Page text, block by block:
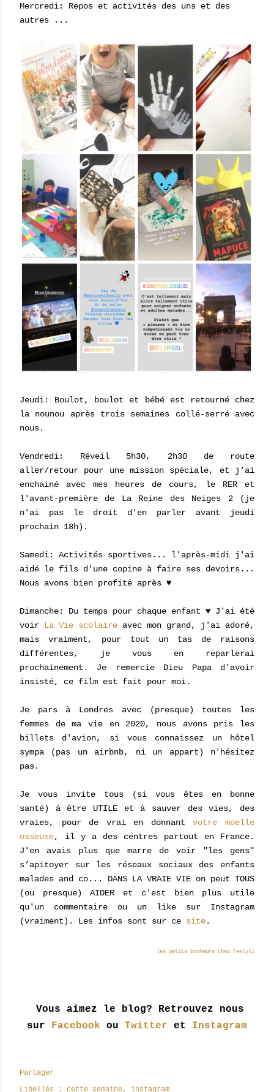
Mercredi: Repos et activités des uns et des
autres ...
Jeudi: Boulot, boulot et bébé est retourné chez
la nounou après trois semaines collé-serré avec
nous.
Vendredi: Réveil 5h30, 2h30 de route
aller/retour pour une mission spéciale, et j'ai
enchainé avec mes heures de cours, le RER et
l'avant-première de La Reine des Neiges 2 (je
n'ai pas le droit d'en parler avant jeudi
prochain 18h).
Samedi: Activités sportives... l'après-midi j'ai
aidé le fils d'une copine à faire ses devoirs...
Nous avons bien profité après ♥
Dimanche: Du temps pour chaque enfant ♥ J'ai été
voir La Vie scolaire avec mon grand, j'ai adoré,
mais vraiment, pour tout un tas de raisons
différentes, je vous en reparlerai
prochainement. Je remercie Dieu Papa d'avoir
insisté, ce film est fait pour moi.
Je pars à Londres avec (presque) toutes les
femmes de ma vie en 2020, nous avons pris les
billets d'avion, si vous connaissez un hôtel
sympa (pas un airbnb, ni un appart) n'hésitez
pas.
Je vous invite tous (si vous êtes en bonne
santé) à être UTILE et à sauver des vies, des
vraies, pour de vrai en donnantvotre moelle
osseuse, il y a des centres partout en France.
J'en avais plus que marre de voir "les gens"
s’apitoyer sur les réseaux sociaux des enfants
malades and co... DANS LA VRAIE VIE on peut TOUS
(ou presque) AIDER et c'est bien plus utile
qu'un commentaire ou un like sur Instagram
(vraiment). Les infos sont sur ce site.
les petits bonheurs chez Feelyli
Vous aimez le blog? Retrouvez nous
sur Facebook ou Twitter et Instagram
Partager
Libellés :
cette semaine instagram